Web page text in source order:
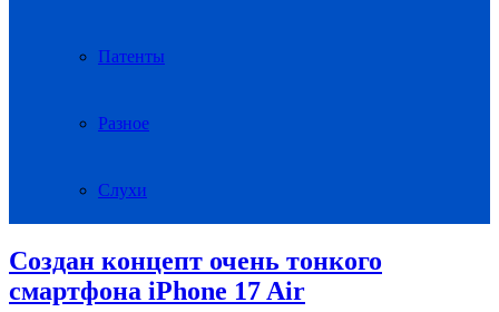
Патенты
Разное
Слухи
Создан концепт очень тонкого
смартфона iPhone 17 Air